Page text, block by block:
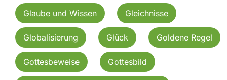
Glaube und Wissen Gleichnisse
Globalisierung Glück Goldene Regel
Gottesbeweise Gottesbild